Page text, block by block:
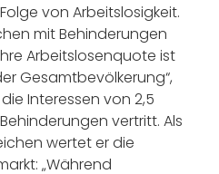
von Arbeitslosigkeit.
mit Behinderungen
Arbeitslosenquote ist
Gesamtbevölkerung“,
Interessen von 2,5
vertritt. Als
wertet er die
„Während